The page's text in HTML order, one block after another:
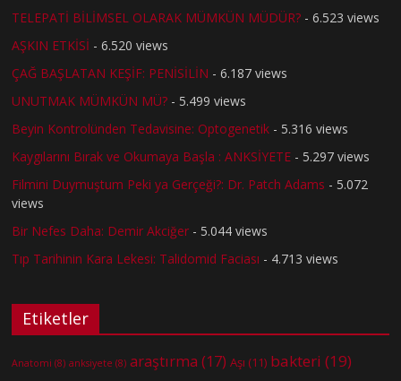
TELEPATİ BİLİMSEL OLARAK MÜMKÜN MÜDÜR? - 6.523 views
AŞKIN ETKİSİ - 6.520 views
ÇAĞ BAŞLATAN KEŞİF: PENİSİLİN - 6.187 views
UNUTMAK MÜMKÜN MÜ? - 5.499 views
Beyin Kontrolünden Tedavisine: Optogenetik - 5.316 views
Kaygılarını Bırak ve Okumaya Başla : ANKSİYETE - 5.297 views
Filmini Duymuştum Peki ya Gerçeği?: Dr. Patch Adams - 5.072
views
Bir Nefes Daha: Demir Akciğer - 5.044 views
Tıp Tarihinin Kara Lekesi: Talidomid Faciası - 4.713 views
Etiketler
Anatomi (8) anksiyete (8) araştırma (17) Aşı (11) bakteri (19)